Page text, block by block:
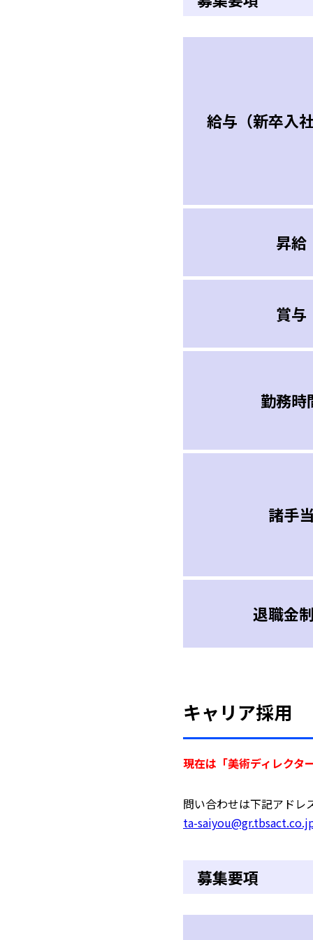
給与（新卒入
昇給
賞与
勤務時
諸手
退職金
キャリア採用
現在は「美術ディレクタ
問い合わせは下記アドレ
ta-
募集要項